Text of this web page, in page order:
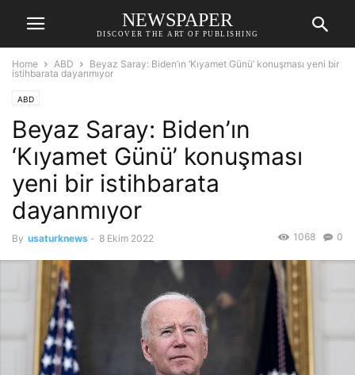
NEWSPAPER
DISCOVER THE ART OF PUBLISHING
Home ABD
Beyaz Saray: Biden’ın ‘Kıyamet Günü’ konuşması yeni bir
istihbarata dayanmıyor
ABD
Beyaz Saray: Biden’ın
‘Kıyamet Günü’ konuşması
yeni bir istihbarata
dayanmıyor
By usaturknews - 8 Ekim 2022 0
1068